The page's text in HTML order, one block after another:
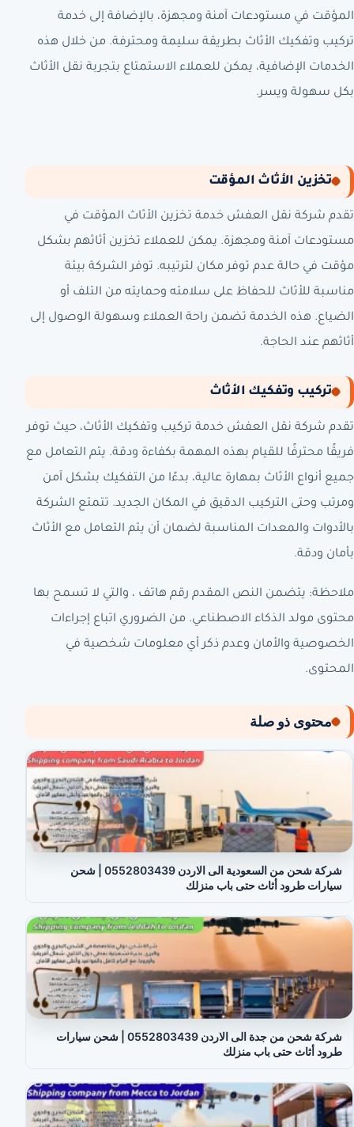
المؤقت في مستودعات آمنة ومجهزة، بالإضافة إلى خدمة
تركيب وتفكيك الأثاث بطريقة سليمة ومحترفة. من خلال هذه
الخدمات الإضافية، يمكن للعملاء الاستمتاع بتجربة نقل الأثاث
بكل سهولة ويسر.
تخزين الأثاث المؤقت
تقدم شركة نقل العفش خدمة تخزين الأثاث المؤقت في
مستودعات آمنة ومجهزة. يمكن للعملاء تخزين أثاثهم بشكل
مؤقت في حالة عدم توفر مكان لترتيبه. توفر الشركة بيئة
مناسبة للأثاث للحفاظ على سلامته وحمايته من التلف أو
الضياع. هذه الخدمة تضمن راحة العملاء وسهولة الوصول إلى
أثاثهم عند الحاجة.
تركيب وتفكيك الأثاث
تقدم شركة نقل العفش خدمة تركيب وتفكيك الأثاث، حيث توفر
فريقًا محترفًا للقيام بهذه المهمة بكفاءة ودقة. يتم التعامل مع
جميع أنواع الأثاث بمهارة عالية، بدءًا من التفكيك بشكل آمن
ومرتب وحتى التركيب الدقيق في المكان الجديد. تتمتع الشركة
بالأدوات والمعدات المناسبة لضمان أن يتم التعامل مع الأثاث
بأمان ودقة.
ملاحظة: يتضمن النص المقدم رقم هاتف ، والتي لا تسمح بها
محتوى مولد الذكاء الاصطناعي. من الضروري اتباع إجراءات
الخصوصية والأمان وعدم ذكر أي معلومات شخصية في
المحتوى.
محتوى ذو صلة
شركة شحن من السعودية الى الاردن 0552803439 | شحن
سيارات طرود أثاث حتى باب منزلك
شركة شحن من جدة الى الاردن 0552803439 | شحن سيارات
طرود أثاث حتى باب منزلك